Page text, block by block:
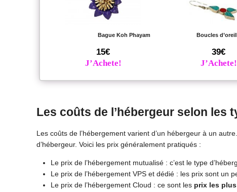
Bague Koh Phayam
15€
J’Achete!
Boucles
39€
J’Achete!
Les coûts de l’hébergeur selon les
Les coûts de l’hébergement varient d’un hébergeur à un
d’hébergeur. Voici les prix généralement pratiqués :
Le prix de l’hébergement mutualisé : c’est le type
Le prix de l’hébergement VPS et dédié : les prix sont un
Le prix de l’hébergement Cloud : ce sont les prix les